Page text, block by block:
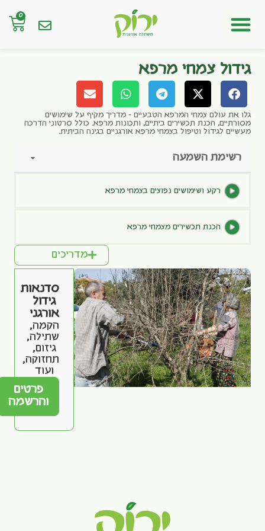
0
מדריכים
סדנאות
גידול
אורגני
הקמה,
שתילה,
גיזום,
תחזוקה,
ועוד
פרטים
והרשמה
גידול צמחי מרפא
גלו את עולם צמחי המרפא הטבעיים – מדריך מקיף על שימושים
מסורתיים, הכנת תכשירים ביתיים, ותכונות מרפא. כולל סרטוני הדרכה
מעשיים לגידול וטיפול בצמחי מרפא אורגניים בגינה הביתית.
רשימת השמעה
רקע ושימושים נפוצים בצמחי מרפא
הכנת תכשירים מצמחי מרפא